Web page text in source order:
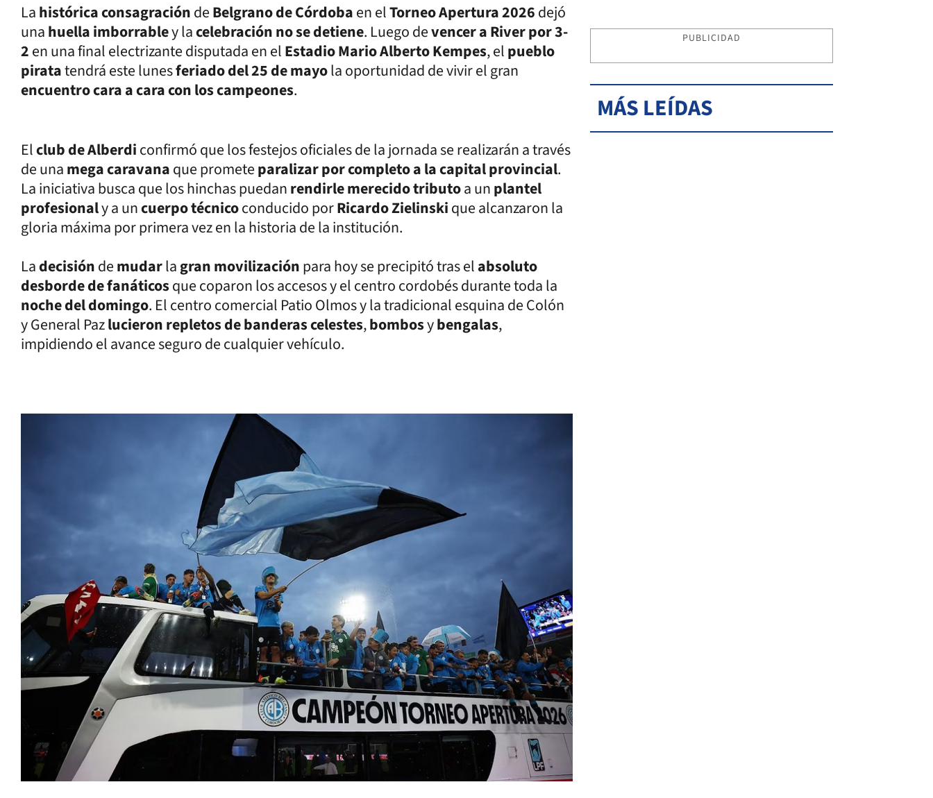
Lahistórica consagracióndeBelgrano de Córdobaen elTorneo Apertura 2026dejó
unahuella imborrabley lacelebración no se detiene. Luego devencer a River por 3-
2en una final electrizante disputada en elEstadio Mario Alberto Kempes, elpueblo
piratatendrá este lunesferiado del 25 de mayola oportunidad de vivir el gran
encuentro cara a cara con los campeones.
Elclub de Alberdiconfirmó que los festejos oficiales de la jornada se realizarán a través
de unamega caravanaque prometeparalizar por completo a la capital provincial.
La iniciativa busca que los hinchas puedanrendirle merecido tributoa unplantel
profesionaly a uncuerpo técnicoconducido porRicardo Zielinskique alcanzaron la
gloria máxima por primera vez en la historia de la institución.
Ladecisióndemudarlagran movilizaciónpara hoy se precipitó tras elabsoluto
desborde de fanáticosque coparon los accesos y el centro cordobés durante toda la
noche del domingo. El centro comercial Patio Olmos y la tradicional esquina de Colón
y General Pazlucieron repletos de banderas celestes,bombosybengalas,
impidiendo el avance seguro de cualquier vehículo.
PUBLICIDAD
MÁS LEÍDAS